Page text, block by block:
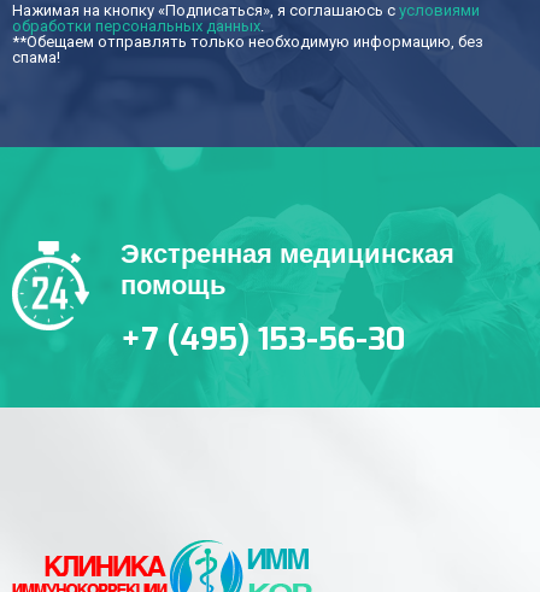
Нажимая на кнопку «Подписаться», я соглашаюсь с условиями
обработки персональных данных.
**Обещаем отправлять только необходимую информацию, без
спама!
Экстренная медицинская
помощь
+7 (495) 153-56-30